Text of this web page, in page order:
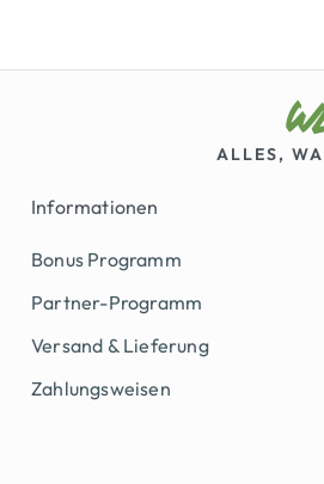
ALLES,
Informationen
Bonus Programm
Partner-Programm
Versand & Lieferung
Zahlungsweisen